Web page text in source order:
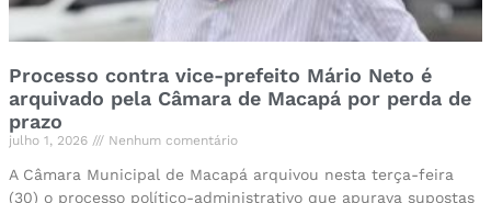
Processo contra vice-prefeito Mário Neto é
arquivado pela Câmara de Macapá por perda de
prazo
julho 1, 2026 Nenhum comentário
A Câmara Municipal de Macapá arquivou nesta terça-feira
(30) o processo político-administrativo que apurava supostas